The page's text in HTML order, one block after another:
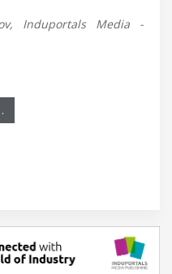
Induportals Media -